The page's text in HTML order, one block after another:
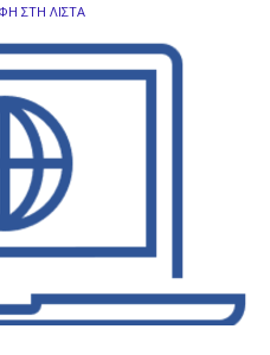
ΣΤΗ ΛΙΣΤΑ